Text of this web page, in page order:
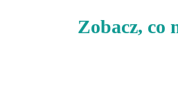
Zobacz, co